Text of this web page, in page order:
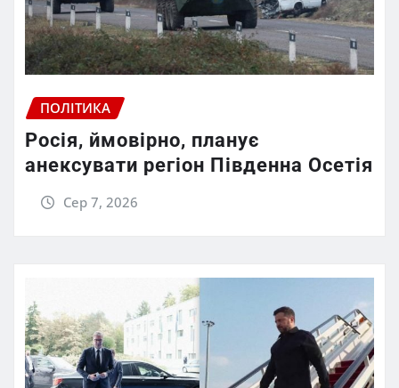
ПОЛІТИКА
Росія, ймовірно, планує
анексувати регіон Південна Осетія
Сер 7, 2026